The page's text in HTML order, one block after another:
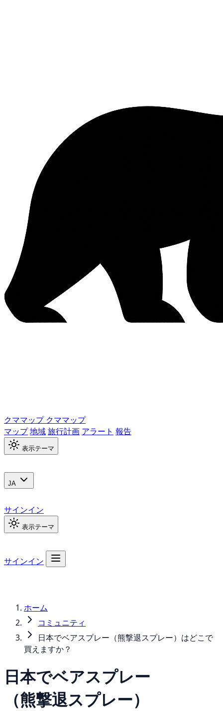
クママップ クママップ
マップ地域旅行計画 アラート 報告
表示テーマ
JA
サインイン
表示テーマ
サインイン
ホーム
コミュニティ
日本でベアスプレー（熊撃退スプレー）はどこで
買えますか？
日本でベアスプレー
（熊撃退スプレー）